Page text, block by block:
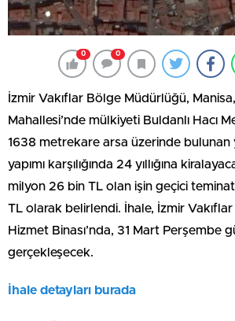
0 0
İzmir Vakıflar Bölge Müdürlüğü,
Mahallesi’nde mülkiyeti Buldanlı Hacı
1638 metrekare arsa üzerinde bulunan
yapımı karşılığında 24 yıllığına
milyon 26 bin TL olan işin geçici
TL olarak belirlendi. İhale, İzmir
Hizmet Binası’nda, 31 Mart Perşembe
gerçekleşecek.
İhale detayları burada